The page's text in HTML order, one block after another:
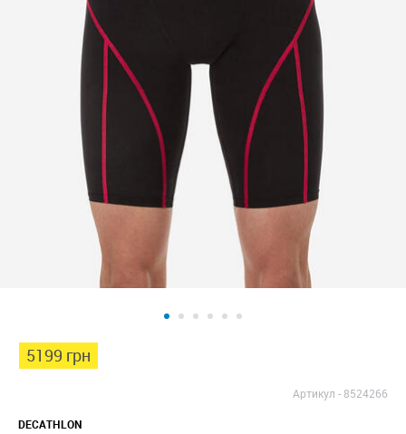
5199 грн
Артикул -8524266
DECATHLON